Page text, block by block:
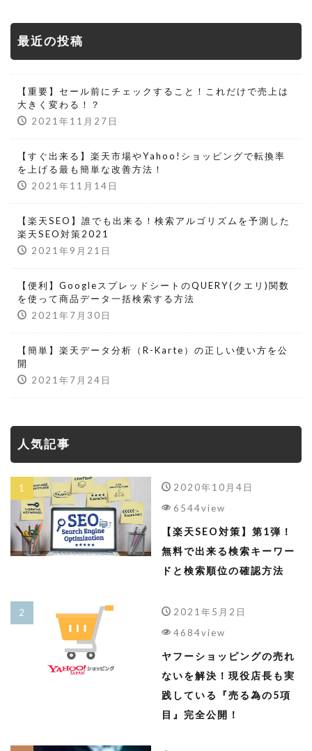
最近の投稿
【重要】セール前にチェックすること！これだけで売上は
大きく変わる！？
2021年11月27日
【すぐ出来る】楽天市場やYahoo!ショッピングで転換率
を上げる最も簡単な改善方法！
2021年11月14日
【楽天SEO】誰でも出来る！検索アルゴリズムを予測した
楽天SEO対策2021
2021年9月21日
【便利】GoogleスプレッドシートのQUERY(クエリ)関数
を使って商品データ一括検索する方法
2021年7月30日
【簡単】楽天データ分析（R-Karte）の正しい使い方を公
開
2021年7月24日
人気記事
2020年10月4日
6544view
【楽天SEO対策】第1弾！
無料で出来る検索キーワー
ドと検索順位の確認方法
2021年5月2日
4684view
ヤフーショッピングの売れ
ないを解決！現役店長も実
践している『売る為の5項
目』完全公開！